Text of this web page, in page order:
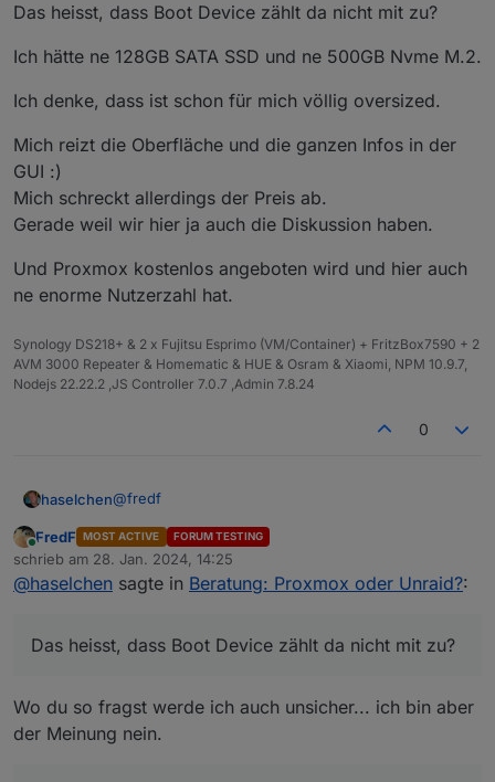
Nur Festplatten, Parity und Cache allerdings auch.
Basic am Ende:
Das heisst, dass Boot Device zählt da nicht mit zu?
Ich hätte ne 128GB SATA SSD und ne 500GB Nvme M.2.
Ich denke, dass ist schon für mich völlig oversized.
Mich reizt die Oberfläche und die ganzen Infos in der
GUI :)
Mich schreckt allerdings der Preis ab.
Gerade weil wir hier ja auch die Diskussion haben.
Und Proxmox kostenlos angeboten wird und hier auch
ne enorme Nutzerzahl hat.
Synology DS218+ & 2 x Fujitsu Esprimo (VM/Container) + FritzBox7590 + 2
AVM 3000 Repeater & Homematic & HUE & Osram & Xiaomi, NPM 10.9.7,
Nodejs 22.22.2 ,JS Controller 7.0.7 ,Admin 7.8.24
0
haselchen@fredf
Das heisst, dass Boot Device zählt da nicht mit zu?
Ich hätte ne 128GB SATA SSD und ne 500GB Nvme
Mich schreckt allerdings der Preis ab.
Gerade weil wir hier ja auch die Diskussion haben.
Und Proxmox kostenlos angeboten wird und hier
auch ne enorme Nutzerzahl hat.
Online
FredF MOST ACTIVE FORUM TESTING
schrieb am 28. Jan. 2024, 14:25
zuletzt editiert von
@haselchen sagte in Beratung: Proxmox oder Unraid?:
Das heisst, dass Boot Device zählt da nicht mit zu?
Wo du so fragst werde ich auch unsicher... ich bin aber
der Meinung nein.